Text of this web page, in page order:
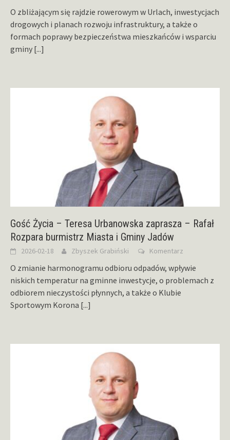
O zbliżającym się rajdzie rowerowym w Urlach, inwestycjach
drogowych i planach rozwoju infrastruktury, a także o
formach poprawy bezpieczeństwa mieszkańców i wsparciu
gminy [...]
Gość Życia – Teresa Urbanowska zaprasza – Rafał
Rozpara burmistrz Miasta i Gminy Jadów
2026-02-18 Zbyszek Grabiński Komentarz
O zmianie harmonogramu odbioru odpadów, wpływie
niskich temperatur na gminne inwestycje, o problemach z
odbiorem nieczystości płynnych, a także o Klubie
Sportowym Korona [...]